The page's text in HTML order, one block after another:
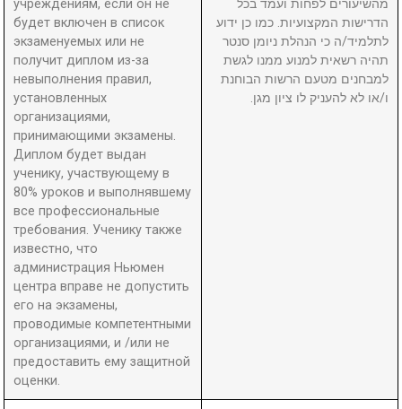
учреждениям, если он не
будет включен в список
экзаменуемых или не
получит диплом из-за
невыполнения правил,
установленных
организациями,
принимающими экзамены.
Диплом будет выдан
ученику, участвующему в
80% уроков и выполнявшему
все профессиональные
требования. Ученику также
известно, что
администрация Ньюмен
центра вправе не допустить
его на экзамены,
проводимые компетентными
организациями, и /или не
предоставить ему защитной
оценки.
מהשיעורים לפחות ועמד בכל
הדרישות המקצועיות. כמו כן ידוע
לתלמיד/ה כי הנהלת ניומן סנטר
תהיה רשאית למנוע ממנו לגשת
למבחנים מטעם הרשות הבוחנת
ו/או לא להעניק לו ציון מגן.